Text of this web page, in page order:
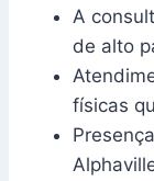
A
de alto
físicas